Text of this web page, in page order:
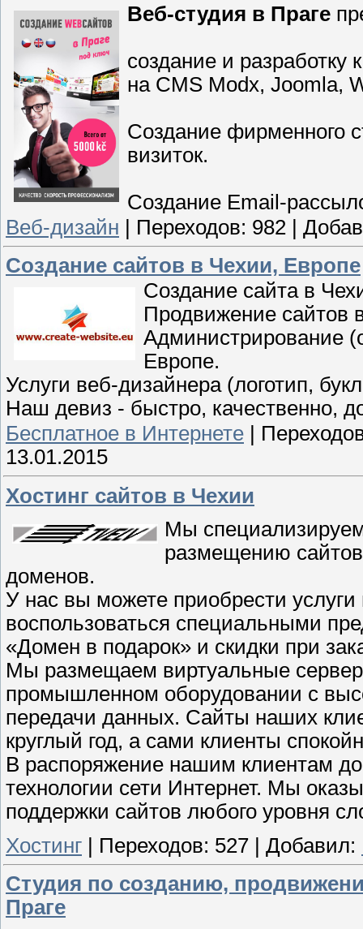
Веб-студия в Праге
создание и разработку
на CMS Modx, Joomla,
Создание фирменного
визиток.
Создание Email-
Веб-дизайн | Переходов: 982 |
Создание сайтов в Чехии, Европе
Создание сайта в
Продвижение сайтов
Администрирование
Европе.
Услуги веб-дизайнера (логотип,
Наш девиз - быстро, качественно,
Бесплатное в Интернете
13.01.2015
Хостинг сайтов в Чехии
Мы
размещению сайтов
доменов.
У нас вы можете приобрести
воспользоваться специальными
«Домен в подарок» и скидки при
Мы размещаем виртуальные
промышленном оборудовании с
передачи данных. Сайты наших
круглый год, а сами клиенты
В распоряжение нашим клиентам
технологии сети Интернет. Мы
поддержки сайтов любого уровня
Хостинг
Переходов: 527 Добавил:
Студия по созданию,
Праге